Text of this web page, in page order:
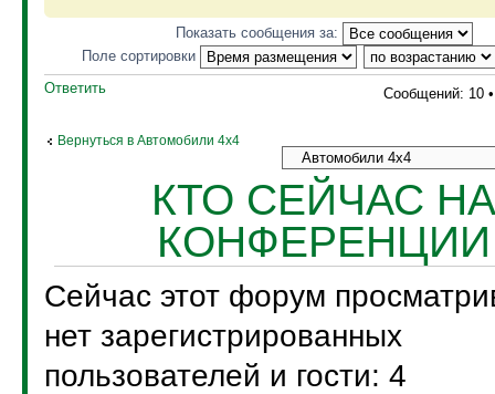
Показать сообщения за:
Поле сортировки
Ответить
Сообщений: 10
Вернуться в Автомобили 4х4
КТО СЕЙЧАС
КОНФЕРЕНЦИИ
Сейчас этот форум
нет зарегистрированных
пользователей и гости: 4